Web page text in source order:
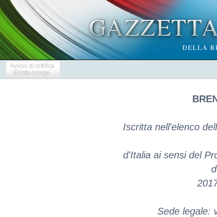
Avviso di rettifica
Errata corrige
Iscritta nell'elenco
d'Italia ai sensi del
Sede legale: